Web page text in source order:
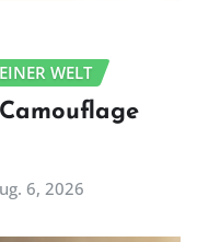
WELT
6, 2026